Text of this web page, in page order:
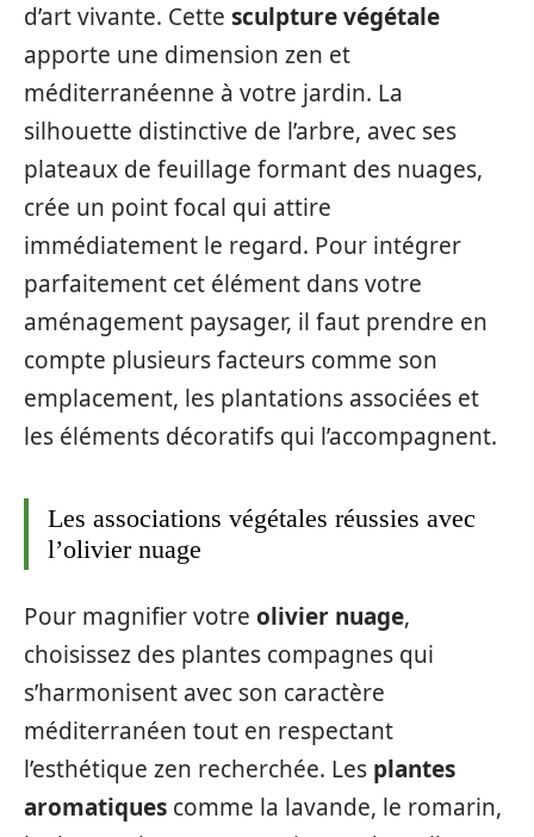
d’art vivante. Cette sculpture végétale
apporte une dimension zen et
méditerranéenne à votre jardin. La
silhouette distinctive de l’arbre, avec ses
plateaux de feuillage formant des nuages,
crée un point focal qui attire
immédiatement le regard. Pour intégrer
parfaitement cet élément dans votre
aménagement paysager, il faut prendre en
compte plusieurs facteurs comme son
emplacement, les plantations associées et
les éléments décoratifs qui l’accompagnent.
Les associations végétales réussies avec
l’olivier nuage
Pour magnifier votre olivier nuage,
choisissez des plantes compagnes qui
s’harmonisent avec son caractère
méditerranéen tout en respectant
l’esthétique zen recherchée. Les plantes
aromatiques comme la lavande, le romarin,